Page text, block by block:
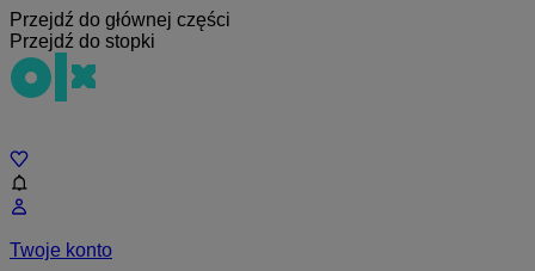
Przejdź do głównej części
Przejdź do stopki
Twoje konto